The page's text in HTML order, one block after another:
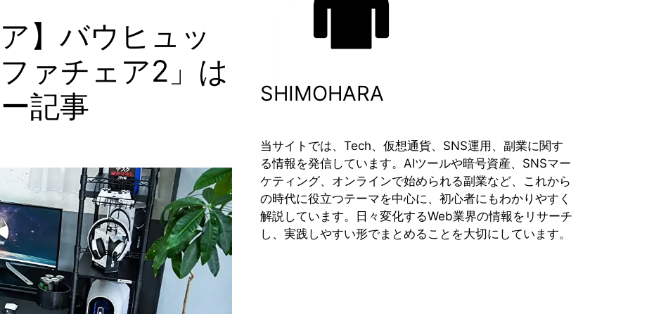
】バウヒュッ
ァチェア2」は
記事
SHIMOHARA
当サイトでは、Tech、仮想通貨、SNS運用、副業に関す
る情報を発信しています。AIツールや暗号資産、SNSマー
ケティング、オンラインで始められる副業など、これから
の時代に役立つテーマを中心に、初心者にもわかりやすく
解説しています。日々変化するWeb業界の情報をリサーチ
し、実践しやすい形でまとめることを大切にしています。